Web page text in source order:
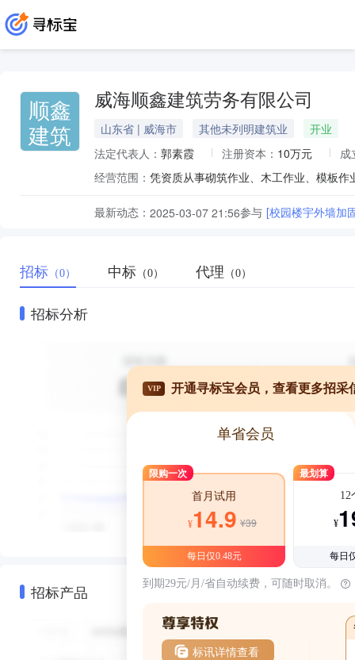
顺鑫
建筑
威海顺鑫建筑劳务有限公司
山东省 | 威海市 其他未列明建筑业
开业
法定代表人： 郭素霞 注册资本： 10万元
成
经营范围：
最新动态： 2025-03-07 21:56参与 [校园楼宇外墙加
招标 （0） 中标 （0） 代理 （0）
招标分析
招标产品
VIP 开通寻标宝会员，查看更多招采
单省会员
限购一次
首月试用
¥14.9 ¥39
每日仅0.48元
最划算
12
¥
每日
到期29元/月/省自动续费，可随时取消。
标讯详情查看